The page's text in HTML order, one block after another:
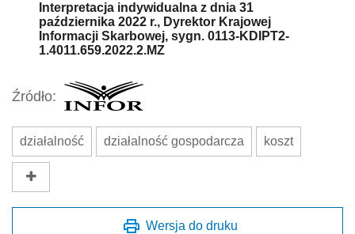
Interpretacja indywidualna z dnia 31
października 2022 r., Dyrektor Krajowej
Informacji Skarbowej, sygn. 0113-KDIPT2-
1.4011.659.2022.2.MZ
Źródło:
działalność działalność gospodarcza koszt
Wersja do druku